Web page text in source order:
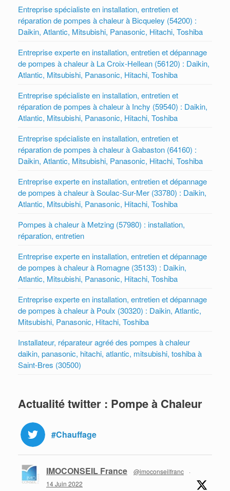
Entreprise spécialiste en installation, entretien et
réparation de pompes à chaleur à Bicqueley (54200) :
Daikin, Atlantic, Mitsubishi, Panasonic, Hitachi, Toshiba
Entreprise experte en installation, entretien et dépannage
de pompes à chaleur à La Croix-Hellean (56120) : Daikin,
Atlantic, Mitsubishi, Panasonic, Hitachi, Toshiba
Entreprise spécialiste en installation, entretien et
réparation de pompes à chaleur à Inchy (59540) : Daikin,
Atlantic, Mitsubishi, Panasonic, Hitachi, Toshiba
Entreprise spécialiste en installation, entretien et
réparation de pompes à chaleur à Gabaston (64160) :
Daikin, Atlantic, Mitsubishi, Panasonic, Hitachi, Toshiba
Entreprise experte en installation, entretien et dépannage
de pompes à chaleur à Soulac-Sur-Mer (33780) : Daikin,
Atlantic, Mitsubishi, Panasonic, Hitachi, Toshiba
Pompes à chaleur à Metzing (57980) : installation,
réparation, entretien
Entreprise experte en installation, entretien et dépannage
de pompes à chaleur à Romagne (35133) : Daikin,
Atlantic, Mitsubishi, Panasonic, Hitachi, Toshiba
Entreprise experte en installation, entretien et dépannage
de pompes à chaleur à Poulx (30320) : Daikin, Atlantic,
Mitsubishi, Panasonic, Hitachi, Toshiba
Installateur, réparateur agréé des pompes à chaleur
daikin, panasonic, hitachi, atlantic, mitsubishi, toshiba à
Saint-Bres (30500)
Actualité twitter : Pompe à Chaleur
#Chauffage
IMOCONSEIL France @imoconseilfranc
·
14 Juin 2022